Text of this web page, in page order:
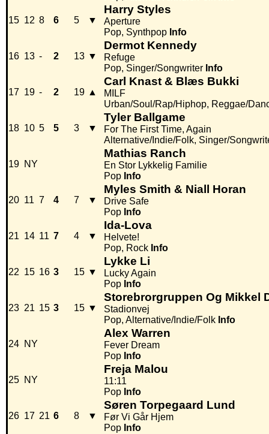
15 12 8 6 5 ▼
Harry Styles
Aperture
Pop, Synthpop Info
16 13 - 2 13 ▼
Dermot Kennedy
Refuge
Pop, Singer/Songwriter Info
17 19 - 2 19 ▲
Carl Knast & Blæs Bukki
MILF
Urban/Soul/Rap/Hiphop, Reggae/
18 10 5 5 3 ▼
Tyler Ballgame
For The First Time, Again
Alternative/Indie/Folk, Singer/
19 NY
Mathias Ranch
En Stor Lykkelig Familie
Pop Info
20 11 7 4 7 ▼
Myles Smith & Niall Horan
Drive Safe
Pop Info
21 14 11 7 4 ▼
Ida-Lova
Helvete!
Pop, Rock Info
22 15 16 3 15 ▼
Lykke Li
Lucky Again
Pop Info
23 21 15 3 15 ▼
Storebrorgruppen Og Mikkel
Stadionvej
Pop, Alternative/Indie/Folk Info
24 NY
Alex Warren
Fever Dream
Pop Info
25 NY
Freja Malou
11:11
Pop Info
26 17 21 6 8 ▼
Søren Torpegaard Lund
Før Vi Går Hjem
Pop Info